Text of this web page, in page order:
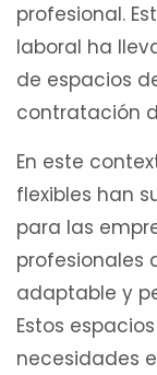
profesional.
laboral ha
de espacios
contratación
En este
flexibles han
para las
profesionales
adaptable y
Estos
necesidades